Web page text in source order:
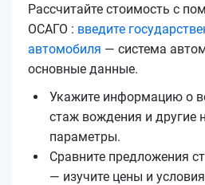
Рассчитайте стоимость с
ОСАГО : введите
автомобиля — система
основные данные.
Укажите информацию о
стаж вождения и другие
параметры.
Сравните предложения
— изучите цены и